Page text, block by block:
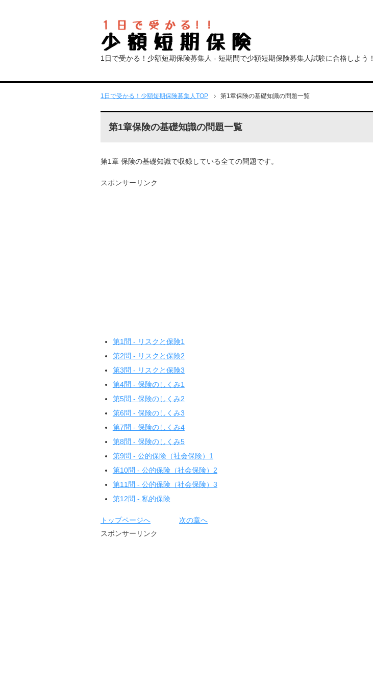
1日で受かる！少額短期保険募集人 - 短期間で少額短期保険募集人試験に合格しよう！
1日で受かる！少額短期保険募集人TOP 第1章保険の基礎知識の問題一覧
第1章保険の基礎知識の問題一覧
第1章 保険の基礎知識で収録している全ての問題です。
スポンサーリンク
第1問 - リスクと保険1
第2問 - リスクと保険2
第3問 - リスクと保険3
第4問 - 保険のしくみ1
第5問 - 保険のしくみ2
第6問 - 保険のしくみ3
第7問 - 保険のしくみ4
第8問 - 保険のしくみ5
第9問 - 公的保険（社会保険）1
第10問 - 公的保険（社会保険）2
第11問 - 公的保険（社会保険）3
第12問 - 私的保険
トップページへ
次の章へ
スポンサーリンク